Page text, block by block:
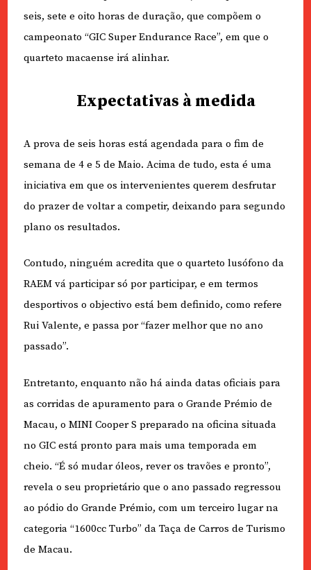
seis, sete e oito horas de duração, que compõem o
campeonato “GIC Super Endurance Race”, em que o
quarteto macaense irá alinhar.
Expectativas à medida
A prova de seis horas está agendada para o fim de
semana de 4 e 5 de Maio. Acima de tudo, esta é uma
iniciativa em que os intervenientes querem desfrutar
do prazer de voltar a competir, deixando para segundo
plano os resultados.
Contudo, ninguém acredita que o quarteto lusófono da
RAEM vá participar só por participar, e em termos
desportivos o objectivo está bem definido, como refere
Rui Valente, e passa por “fazer melhor que no ano
passado”.
Entretanto, enquanto não há ainda datas oficiais para
as corridas de apuramento para o Grande Prémio de
Macau, o MINI Cooper S preparado na oficina situada
no GIC está pronto para mais uma temporada em
cheio. “É só mudar óleos, rever os travões e pronto”,
revela o seu proprietário que o ano passado regressou
ao pódio do Grande Prémio, com um terceiro lugar na
categoria “1600cc Turbo” da Taça de Carros de Turismo
de Macau.